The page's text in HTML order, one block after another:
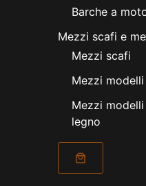
Barche a
Mezzi scafi e
Mezzi scafi
Mezzi modelli
Mezzi
legno